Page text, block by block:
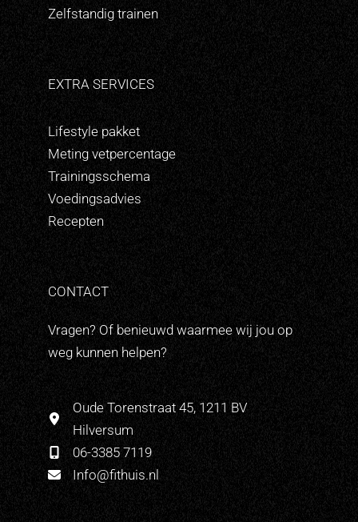
Zelfstandig trainen
EXTRA SERVICES
Lifestyle pakket
Meting vetpercentage
Trainingsschema
Voedingsadvies
Recepten
CONTACT
Vragen? Of benieuwd waarmee wij jou op
weg kunnen helpen?
Oude Torenstraat 45, 1211 BV
Hilversum
06-3385 7119
Info@fithuis.nl